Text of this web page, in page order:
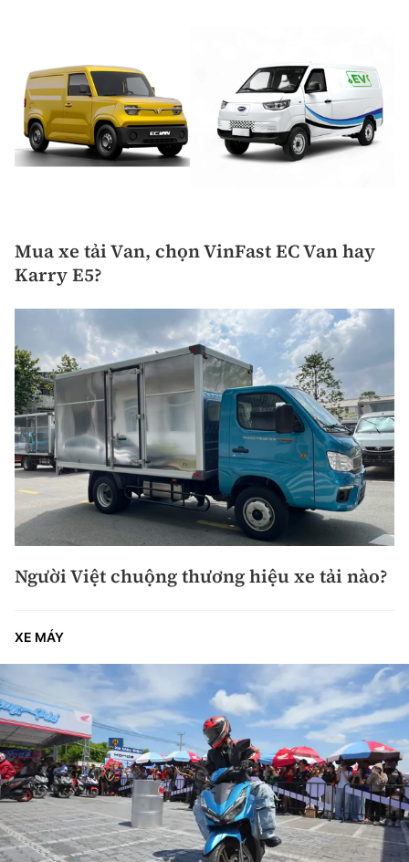
Mua xe tải Van, chọn VinFast EC Van hay
Karry E5?
Người Việt chuộng thương hiệu xe tải nào?
XE MÁY